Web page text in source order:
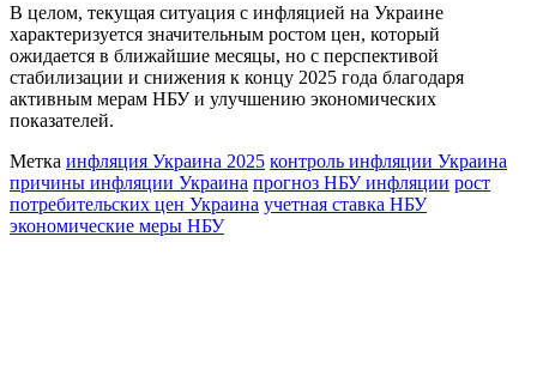
В целом, текущая ситуация с инфляцией на Украине
характеризуется значительным ростом цен, который
ожидается в ближайшие месяцы, но с перспективой
стабилизации и снижения к концу 2025 года благодаря
активным мерам НБУ и улучшению экономических
показателей.
Метка инфляция Украина 2025 контроль инфляции Украина
причины инфляции Украина прогноз НБУ инфляции рост
потребительских цен Украина учетная ставка НБУ
экономические меры НБУ